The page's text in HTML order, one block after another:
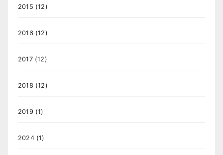
2015 (12)
2016 (12)
2017(12)
2018 (12)
2019 (1)
2024(1)